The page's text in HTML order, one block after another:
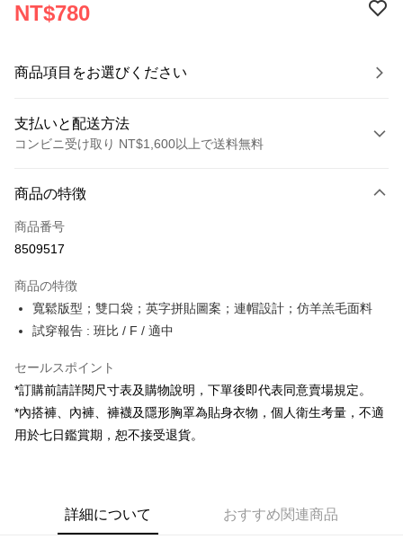
NT$780
商品項目をお選びください
支払いと配送方法
コンビニ受け取り NT$1,600以上で送料無料
クレジットカード1回払い
コンビニ店頭代金引換
Apple Pay
JKOPAY
Google Pay
【OP Pay Later 使用説明】
的に OP Pay Later の取引プロセスに移行し、携帯番号を確認後、分割払
いの回数や支払い期限を選択し、支払いを確認すると取引が完了します。
1.お支払い方法でAFTEE代金後払いを選択すると、携帯電話認証ウィンド
ウが表示されます。
ATM払い
商品の特徴
商品番号
8509517
商品の特徴
寬鬆版型；雙口袋；英字拼貼圖案；連帽設計；仿羊羔毛面料
試穿報告 : 班比 / F / 適中
セールスポイント
*訂購前請詳閱尺寸表及購物說明，下單後即代表同意賣場規定。
*內搭褲、內褲、褲襪及隱形胸罩為貼身衣物，個人衛生考量，不適
用於七日鑑賞期，恕不接受退貨。
詳細について おすすめ関連商品